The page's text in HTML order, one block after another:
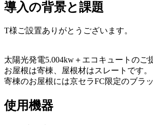
導入の背景と課題
T様ご設置ありがとうございます。
太陽光発電5.004kw＋エコキュートのご
お屋根は寄棟、屋根材はスレートです。
寄棟のお屋根には京セラFC限定のブラ
使用機器